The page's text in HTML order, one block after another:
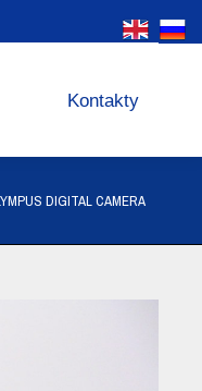
Kontakty
DIGITAL CAMERA